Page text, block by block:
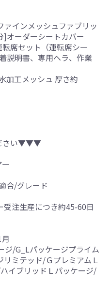
インメッシュファブリッ
]オーダーシートカバー
席セット（運転席シー
説明書、専用ヘラ、作業
加工メッシュ 厚さ約
さい▼▼▼
合/グレード
注生産につき約45-60日
ジ/G_Lパッケージプライム
ミテッド/ＧプレミアムＬ
イブリッドＬパッケージ/